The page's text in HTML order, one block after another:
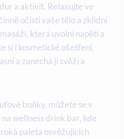
a aktivit. Relaxujte ve
očistí vaše tělo a zklidní
která uvolní napětí a
si i kosmetické ošetření,
a zanechá ji svěží a
buňky, můžete se v
wellness drink bar, kde
paleta osvěžujících